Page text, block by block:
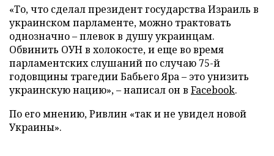
«То, что сделал президент государства Израиль в
украинском парламенте, можно трактовать
однозначно – плевок в душу украинцам.
Обвинить ОУН в холокосте, и еще во время
парламентских слушаний по случаю 75-й
годовщины трагедии Бабьего Яра – это унизить
украинскую нацию», – написал он в Facebook.
По его мнению, Ривлин «так и не увидел новой
Украины».